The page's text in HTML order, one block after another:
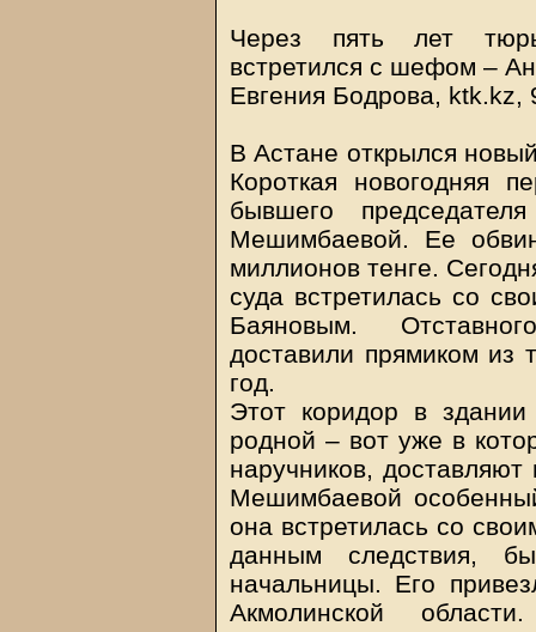
Через пять лет
встретился с шефом –
Евгения Бодрова, ktk.kz,
В Астане открылся
Короткая новогодняя
бывшего
Мешимбаевой. Ее
миллионов тенге.
суда встретилась со
Баяновым.
доставили прямиком из
год.
Этот коридор в
родной – вот уже в
наручников,
Мешимбаевой
она встретилась со
данным следствия,
начальницы. Его
Акмолинской